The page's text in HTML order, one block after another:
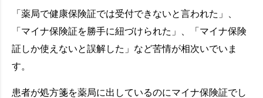
「薬局で健康保険証では受付できないと言われた」、
「マイナ保険証を勝手に紐づけられた」、「マイナ保険
証しか使えないと誤解した」など苦情が相次いでいま
す。
患者が処方箋を薬局に出しているのにマイナ保険証でし